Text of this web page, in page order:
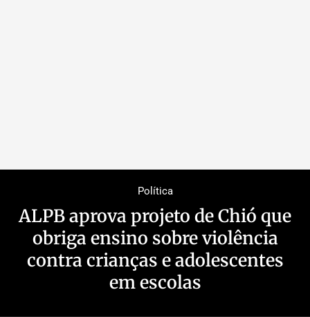
Política
ALPB aprova projeto de Chió que
obriga ensino sobre violência
contra crianças e adolescentes
em escolas